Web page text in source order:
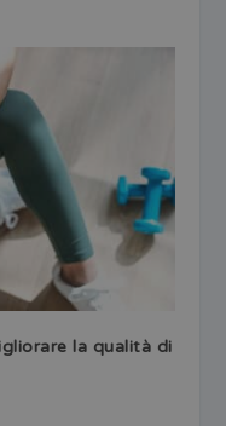
la qualità di